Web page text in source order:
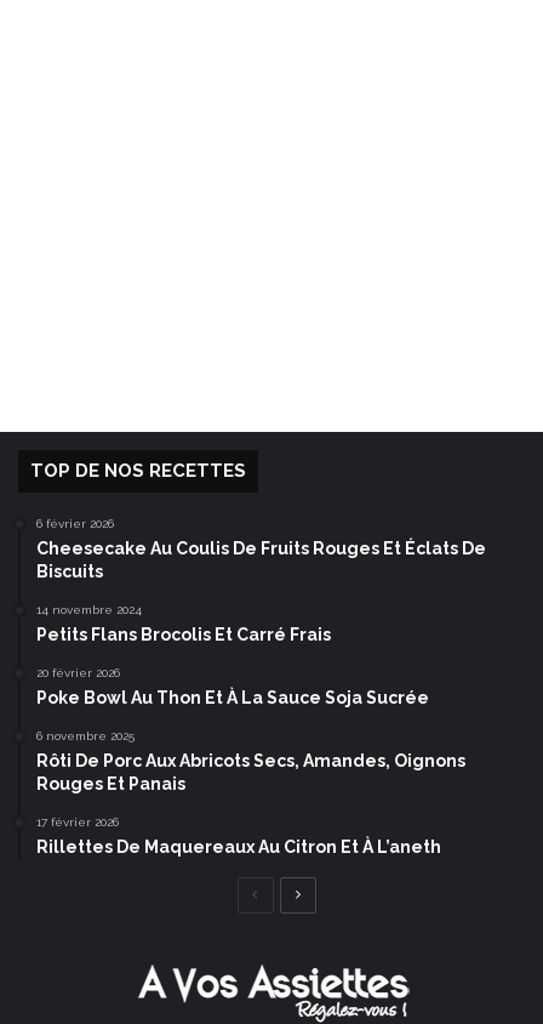
TOP DE NOS RECETTES
6 février 2026
Cheesecake Au Coulis De Fruits Rouges Et Éclats De
Biscuits
14 novembre 2024
Petits Flans Brocolis Et Carré Frais
20 février 2026
Poke Bowl Au Thon Et À La Sauce Soja Sucrée
6 novembre 2025
Rôti De Porc Aux Abricots Secs, Amandes, Oignons
Rouges Et Panais
17 février 2026
Rillettes De Maquereaux Au Citron Et À L’aneth
Page